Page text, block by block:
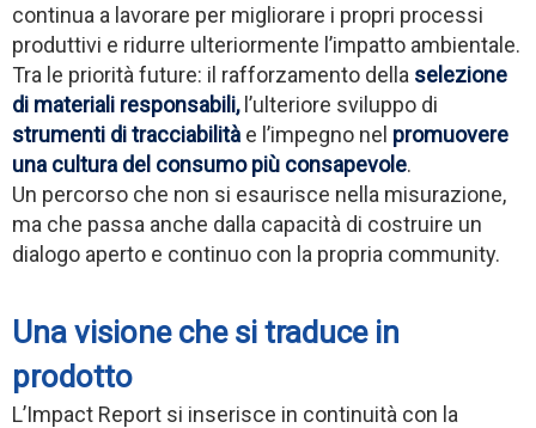
continua a lavorare per migliorare i propri processi
produttivi e ridurre ulteriormente l’impatto ambientale.
Tra le priorità future: il rafforzamento della selezione
di materiali responsabili,l’ulteriore sviluppo di
strumenti di tracciabilità e l’impegno nel promuovere
una cultura del consumo più consapevole.
Un percorso che non si esaurisce nella misurazione,
ma che passa anche dalla capacità di costruire un
dialogo aperto e continuo con la propria community.
Una visione che si traduce in
prodotto
L’Impact Report si inserisce in continuità con la